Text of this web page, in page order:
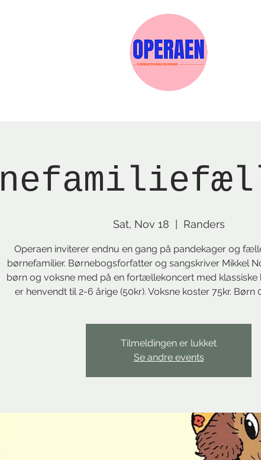
Sat, Nov 18 Randers
Operaen inviterer endnu en gang på pandekager og
børnefamilier. Børnebogsforfatter og sangskriver Mikkel
børn og voksne med på en fortællekoncert med klassiske
er henvendt til 2-6 årige (50kr). Voksne koster 75kr. Børn
Tilmeldingen er lukket
Se andre events